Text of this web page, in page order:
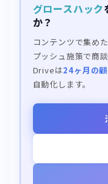
グロースハック
か？
コンテンツで集め
プッシュ施策で商
Driveは24ヶ月の
自動化します。